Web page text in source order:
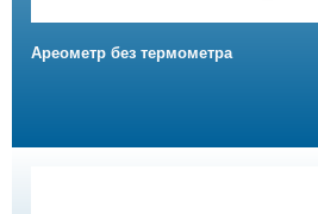
Ареометр без термометра